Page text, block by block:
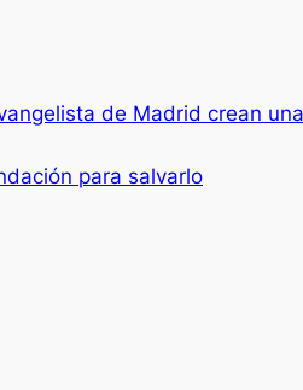
de Madrid crean
para salvarlo